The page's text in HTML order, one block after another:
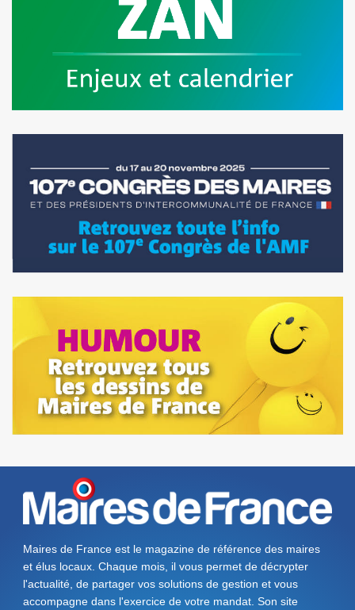
Maires de France est le magazine de référence des maires
et élus locaux. Chaque mois, il vous permet de décrypter
l'actualité, de partager vos solutions de gestion et vous
accompagne dans l'exercice de votre mandat. Son site